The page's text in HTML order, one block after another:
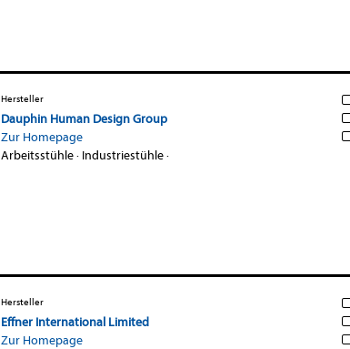
Hersteller
Dauphin Human Design Group
Zur Homepage
Arbeitsstühle· Industriestühle·
Hersteller
Effner International Limited
Zur Homepage